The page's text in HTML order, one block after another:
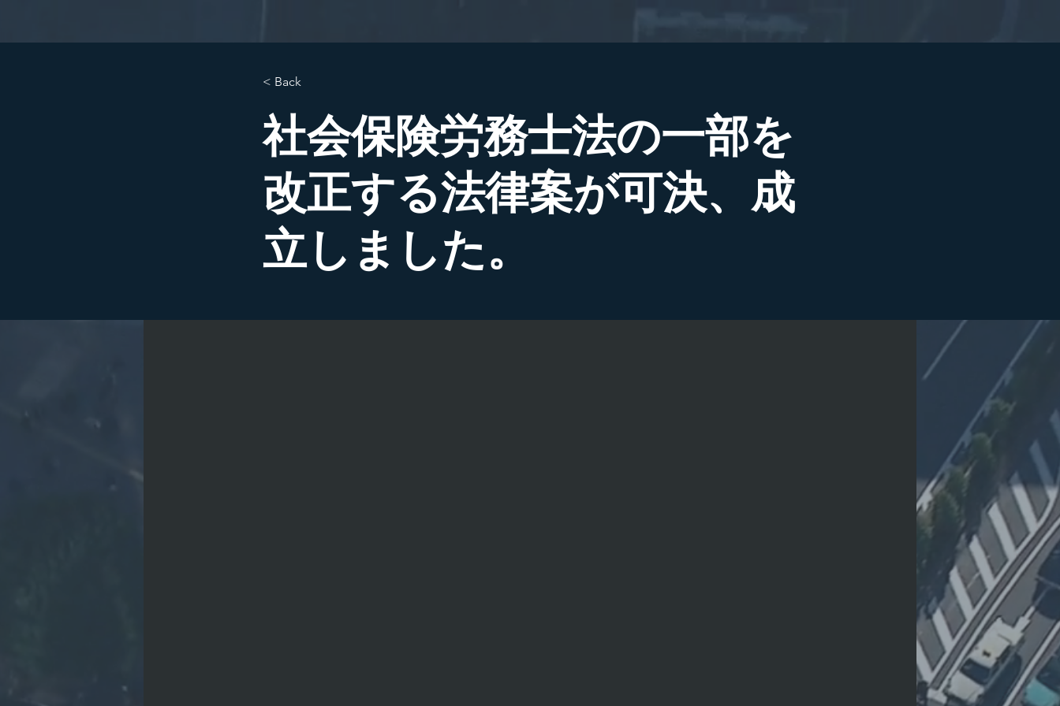
< Back
社会保険労務士法の一部を
改正する法律案が可決、成
立しました。